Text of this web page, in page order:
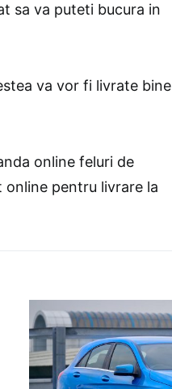
sa va puteti bucura in
va vor fi livrate bine
online feluri de
online pentru livrare la